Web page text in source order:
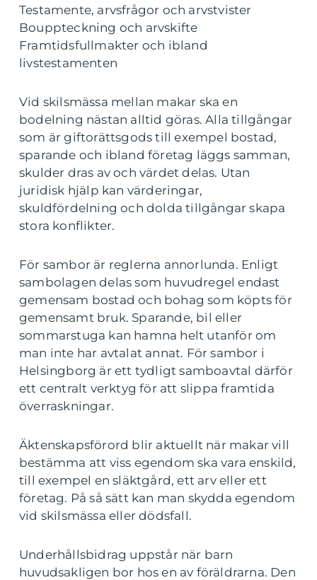
Testamente, arvsfrågor och arvstvister
Bouppteckning och arvskifte
Framtidsfullmakter och ibland
livstestamenten
Vid skilsmässa mellan makar ska en
bodelning nästan alltid göras. Alla tillgångar
som är giftorättsgods till exempel bostad,
sparande och ibland företag läggs samman,
skulder dras av och värdet delas. Utan
juridisk hjälp kan värderingar,
skuldfördelning och dolda tillgångar skapa
stora konflikter.
För sambor är reglerna annorlunda. Enligt
sambolagen delas som huvudregel endast
gemensam bostad och bohag som köpts för
gemensamt bruk. Sparande, bil eller
sommarstuga kan hamna helt utanför om
man inte har avtalat annat. För sambor i
Helsingborg är ett tydligt samboavtal därför
ett centralt verktyg för att slippa framtida
överraskningar.
Äktenskapsförord blir aktuellt när makar vill
bestämma att viss egendom ska vara enskild,
till exempel en släktgård, ett arv eller ett
företag. På så sätt kan man skydda egendom
vid skilsmässa eller dödsfall.
Underhållsbidrag uppstår när barn
huvudsakligen bor hos en av föräldrarna. Den